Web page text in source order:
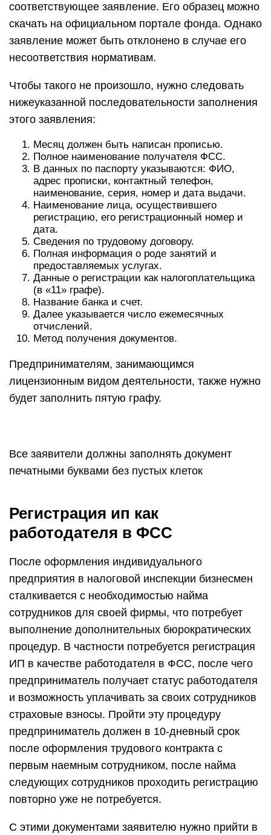
соответствующее заявление. Его образец можно
скачать на официальном портале фонда. Однако
заявление может быть отклонено в случае его
несоответствия нормативам.
Чтобы такого не произошло, нужно следовать
нижеуказанной последовательности заполнения
этого заявления:
Месяц должен быть написан прописью.
Полное наименование получателя ФСС.
В данных по паспорту указываются: ФИО,
адрес прописки, контактный телефон,
наименование, серия, номер и дата выдачи.
Наименование лица, осуществившего
регистрацию, его регистрационный номер и
дата.
Сведения по трудовому договору.
Полная информация о роде занятий и
предоставляемых услугах.
Данные о регистрации как налогоплательщика
(в «11» графе).
Название банка и счет.
Далее указывается число ежемесячных
отчислений.
Метод получения документов.
Предпринимателям, занимающимся
лицензионным видом деятельности, также нужно
будет заполнить пятую графу.
Все заявители должны заполнять документ
печатными буквами без пустых клеток
Регистрация ип как
работодателя в ФСС
После оформления индивидуального
предприятия в налоговой инспекции бизнесмен
сталкивается с необходимостью найма
сотрудников для своей фирмы, что потребует
выполнение дополнительных бюрократических
процедур. В частности потребуется регистрация
ИП в качестве работодателя в ФСС, после чего
предприниматель получает статус работодателя
и возможность уплачивать за своих сотрудников
страховые взносы. Пройти эту процедуру
предприниматель должен в 10-дневный срок
после оформления трудового контракта с
первым наемным сотрудником, после найма
следующих сотрудников проходить регистрацию
повторно уже не потребуется.
С этими документами заявителю нужно прийти в